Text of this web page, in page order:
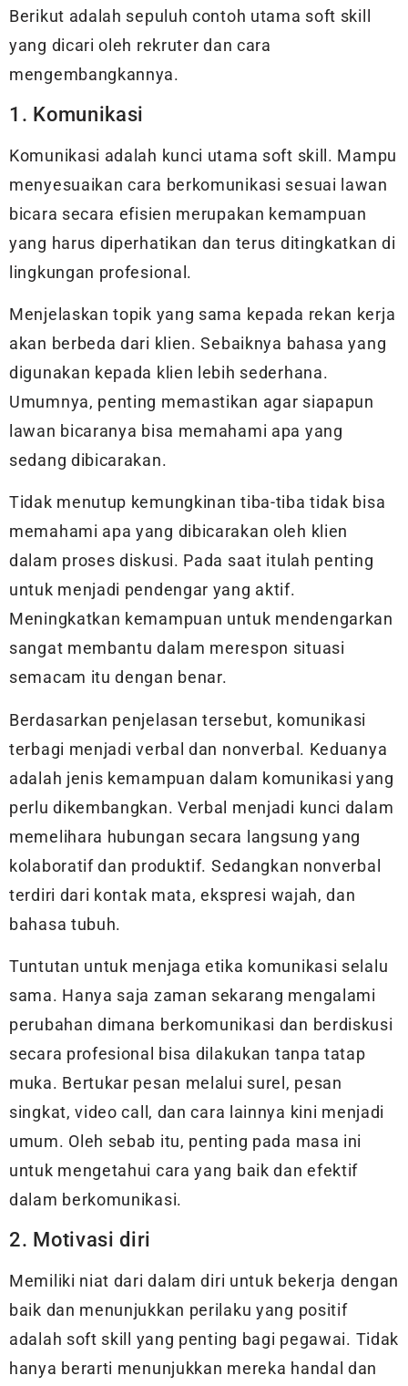
Berikut adalah sepuluh contoh utama soft skill
yang dicari oleh rekruter dan cara
mengembangkannya.
1. Komunikasi
Komunikasi adalah kunci utama soft skill. Mampu
menyesuaikan cara berkomunikasi sesuai lawan
bicara secara efisien merupakan kemampuan
yang harus diperhatikan dan terus ditingkatkan di
lingkungan profesional.
Menjelaskan topik yang sama kepada rekan kerja
akan berbeda dari klien. Sebaiknya bahasa yang
digunakan kepada klien lebih sederhana.
Umumnya, penting memastikan agar siapapun
lawan bicaranya bisa memahami apa yang
sedang dibicarakan.
Tidak menutup kemungkinan tiba-tiba tidak bisa
memahami apa yang dibicarakan oleh klien
dalam proses diskusi. Pada saat itulah penting
untuk menjadi pendengar yang aktif.
Meningkatkan kemampuan untuk mendengarkan
sangat membantu dalam merespon situasi
semacam itu dengan benar.
Berdasarkan penjelasan tersebut, komunikasi
terbagi menjadi verbal dan nonverbal. Keduanya
adalah jenis kemampuan dalam komunikasi yang
perlu dikembangkan. Verbal menjadi kunci dalam
memelihara hubungan secara langsung yang
kolaboratif dan produktif. Sedangkan nonverbal
terdiri dari kontak mata, ekspresi wajah, dan
bahasa tubuh.
Tuntutan untuk menjaga etika komunikasi selalu
sama. Hanya saja zaman sekarang mengalami
perubahan dimana berkomunikasi dan berdiskusi
secara profesional bisa dilakukan tanpa tatap
muka. Bertukar pesan melalui surel, pesan
singkat, video call, dan cara lainnya kini menjadi
umum. Oleh sebab itu, penting pada masa ini
untuk mengetahui cara yang baik dan efektif
dalam berkomunikasi.
2. Motivasi diri
Memiliki niat dari dalam diri untuk bekerja dengan
baik dan menunjukkan perilaku yang positif
adalah soft skill yang penting bagi pegawai. Tidak
hanya berarti menunjukkan mereka handal dan